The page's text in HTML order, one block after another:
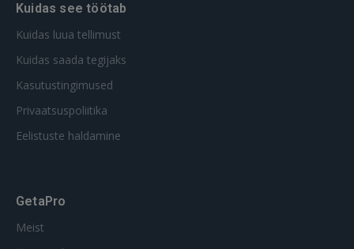
Kuidas see töötab
Kuidas luua tellimust
Kuidas saada tegijaks
Kasutustingimused
Privaatsuspoliitika
Eelistuste haldamine
GetaPro
Meist